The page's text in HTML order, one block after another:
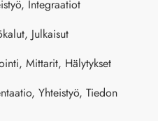
Integraatiot
Julkaisut
Mittarit, Hälytykset
Yhteistyö, Tiedon